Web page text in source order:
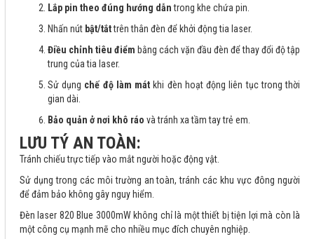
Lắp pin theo đúng hướng dẫntrong khe chứa pin.
Nhấn nút bật/tắttrên thân đèn để khởi động tia laser.
Điều chỉnh tiêu điểm bằng cách vặn đầu đèn để thay đổi độ tập
trung của tia laser.
Sử dụng chế độ làm mát khi đèn hoạt động liên tục trong thời
gian dài.
Bảo quản ở nơi khô ráo và tránh xa tầm tay trẻ em.
LƯU TÝ AN TOÀN:
Tránh chiếu trực tiếp vào mắt người hoặc động vật.
Sử dụng trong các môi trường an toàn, tránh các khu vực đông người
để đảm bảo không gây nguy hiểm.
Đèn laser 820 Blue 3000mW không chỉ là một thiết bị tiện lợi mà còn là
một công cụ mạnh mẽ cho nhiều mục đích chuyên nghiệp.